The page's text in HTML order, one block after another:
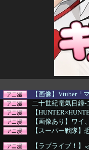
【画像】Vtuber「
二十世紀電氣目録-
【
【画像あり】ワイ
【スーパー戦隊
【ラブライブ！